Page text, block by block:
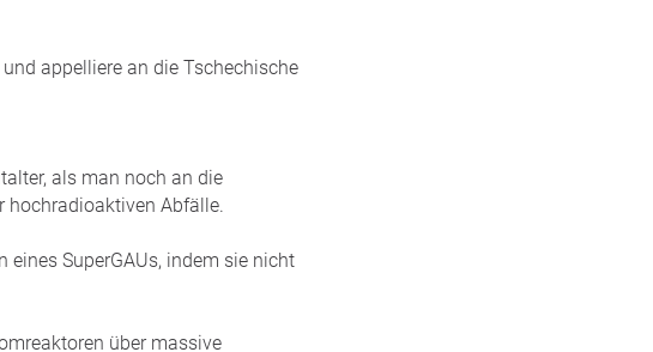
appelliere an die Tschechische
als man noch an die
hochradioaktiven Abfälle.
eines SuperGAUs, indem sie nicht
über massive